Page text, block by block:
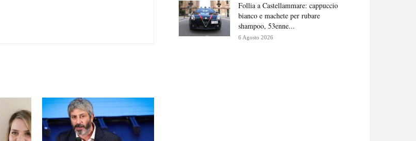
Follia a Castellammare: cappuccio
bianco e machete per rubare
shampoo, 53enne...
6 Agosto 2026